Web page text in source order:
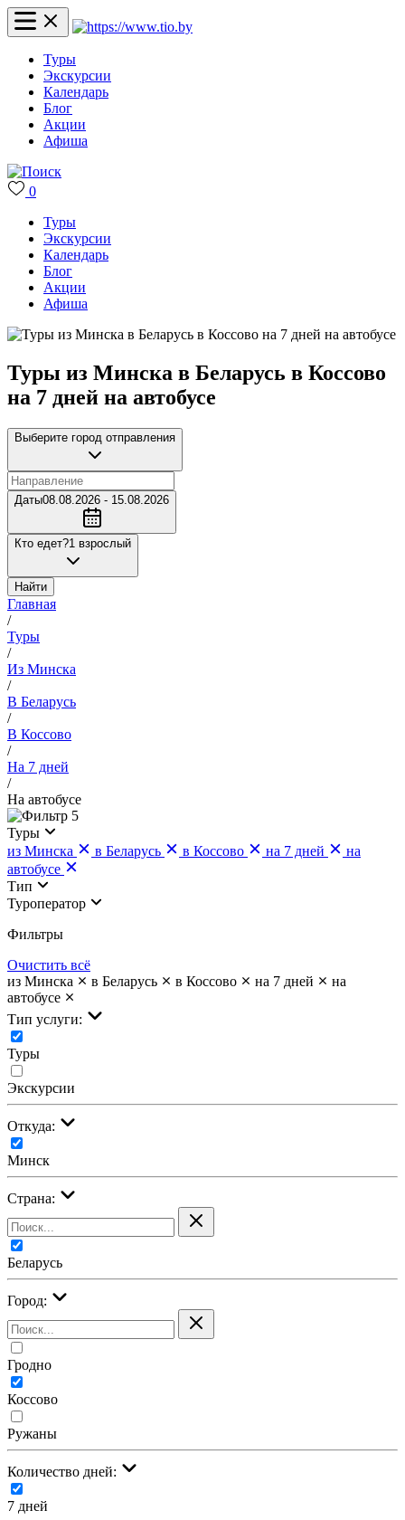
Туры
Экскурсии
Календарь
Блог
Акции
Афиша
0
Туры
Экскурсии
Календарь
Блог
Акции
Афиша
Туры из Минска в Беларусь в Коссово
на 7 дней на автобусе
Выберите город отправления
Даты08.08.2026 - 15.08.2026
Кто едет?1 взрослый
Найти
Главная
/
Туры
/
Из Минска
/
В Беларусь
/
В Коссово
/
На 7 дней
/
На автобусе
5
Туры
из Минска
в Беларусь в Коссово на 7 дней
на
автобусе
Тип
Туроператор
Фильтры
Очистить всё
из Минска
в Беларусь в Коссово на 7 дней
на
автобусе
Тип услуги:
Туры
Экскурсии
Откуда:
Минск
Страна:
Беларусь
Город:
Гродно
Коссово
Ружаны
Количество дней:
7 дней